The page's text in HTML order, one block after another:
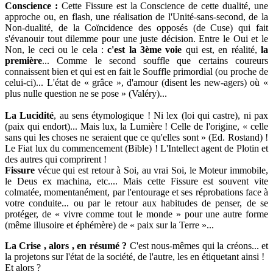
Conscience : Cette Fissure est la Conscience de cette dualité, une
approche ou, en flash, une réalisation de l'Unité-sans-second, de la
Non-dualité, de la Coïncidence des opposés (de Cuse) qui fait
s'évanouir tout dilemme pour une juste décision. Entre le Oui et le
Non, le ceci ou le cela :c'est la 3ème voie qui est, en réalité, la
première... Comme le second souffle que certains coureurs
connaissent bien et qui est en fait le Souffle primordial (ou proche de
celui-ci)... L'état de « grâce », d'amour (disent les new-agers) où «
plus nulle question ne se pose » (Valéry)...
La Lucidité, au sens étymologique ! Ni lex (loi qui castre), ni pax
(paix qui endort)... Mais lux, la Lumière ! Celle de l'origine, « celle
sans qui les choses ne seraient que ce qu'elles sont » (Ed. Rostand) !
Le Fiat lux du commencement (Bible) ! L'Intellect agent de Plotin et
des autres qui comprirent !
Fissure vécue qui est retour à Soi, au vrai Soi, le Moteur immobile,
le Deus ex machina, etc.... Mais cette Fissure est souvent vite
colmatée, momentanément, par l'entourage et ses réprobations face à
votre conduite... ou par le retour aux habitudes de penser, de se
protéger, de « vivre comme tout le monde » pour une autre forme
(même illusoire et éphémère) de « paix sur la Terre »...
La Crise , alors , en résumé ? C'est nous-mêmes qui la créons... et
la projetons sur l'état de la société, de l'autre, les en étiquetant ainsi !
Et alors ?